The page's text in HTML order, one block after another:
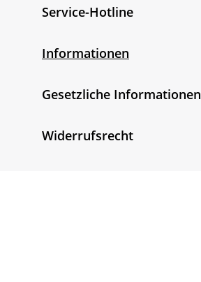
Service-Hotline
Informationen
Gesetzliche Informationen
Widerrufsrecht